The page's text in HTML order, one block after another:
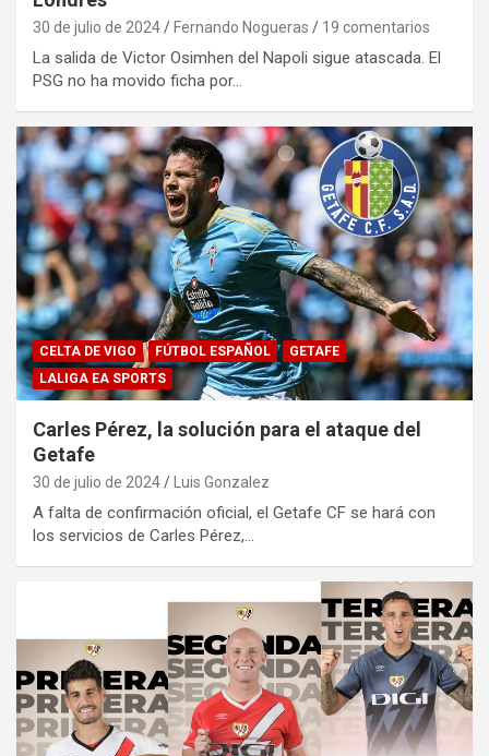
30 de julio de 2024 Fernando Nogueras 19 comentarios
La salida de Victor Osimhen del Napoli sigue atascada. El
PSG no ha movido ficha por…
CELTA DE VIGO FÚTBOL ESPAÑOL
GETAFE
LALIGA EA SPORTS
Carles Pérez, la solución para el ataque del
Getafe
30 de julio de 2024 Luis Gonzalez
A falta de confirmación oficial, el Getafe CF se hará con
los servicios de Carles Pérez,…